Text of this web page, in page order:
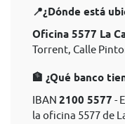
📍¿Dónde está
Oficina 5577 La
Torrent, Calle
🏦 ¿Qué banco
IBAN 2100 5577 -
la oficina 5577 de